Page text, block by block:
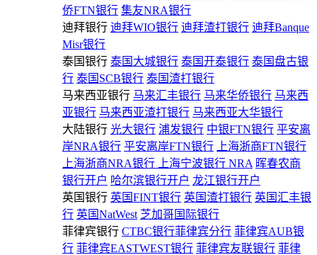
侨FTN银行 集友NRA银行
迪拜银行 迪拜WIO银行 迪拜渣打银行 迪拜Banque
Misr银行
泰国银行 泰国大城银行 泰国开泰银行 泰国盘古银
行 泰国SCB银行 泰国渣打银行
马来西亚银行 马来汇丰银行 马来华侨银行 马来西
亚银行 马来西亚渣打银行 马来西亚大华银行
大陆银行 光大银行 浦发银行 中银FTN银行 平安离
岸NRA银行 平安离岸FTN银行
上海浙商FTN银行
上海浙商NRA银行
上海宁波银行 NRA 晖春农商
银行开户 哈尔滨银行开户 龙江银行开户
英国银行 英国FINT银行 英国渣打银行 英国汇丰银
行 英国NatWest 芝加哥国际银行
菲律宾银行 CTBC银行菲律宾分行 菲律宾AUB银
行 菲律宾EASTWEST银行 菲律宾友联银行 菲律